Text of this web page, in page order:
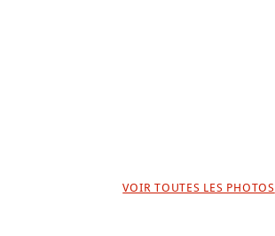
VOIR TOUTES LES PHOTOS